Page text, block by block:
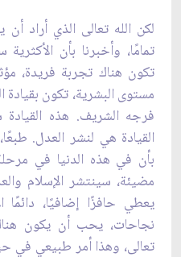
لكن الله تعالى الذي أراد
تمامًا، وأخبرنا بأن
تكون هناك تجربة فريدة،
مستوى البشرية، تكون بقيادة
فرجه الشريف. هذه
القيادة هي لنشر العدل.
بأن في هذه الدنيا في
مضيئة، سينتشر الإسلام
يعطي حافزًا إضافيًا،
نجاحات، يحب أن يكون
تعالى، وهذا أمر طبيعي في